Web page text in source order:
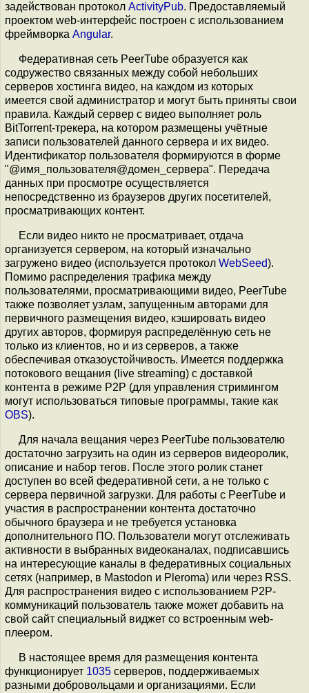
задействован протокол ActivityPub. Предоставляемый
проектом web-интерфейс построен с использованием
фреймворка Angular.
Федеративная сеть PeerTube образуется как
содружество связанных между собой небольших
серверов хостинга видео, на каждом из которых
имеется свой администратор и могут быть приняты свои
правила. Каждый сервер с видео выполняет роль
BitTorrent-трекера, на котором размещены учётные
записи пользователей данного сервера и их видео.
Идентификатор пользователя формируются в форме
"@имя_пользователя@домен_сервера". Передача
данных при просмотре осуществляется
непосредственно из браузеров других посетителей,
просматривающих контент.
Если видео никто не просматривает, отдача
организуется сервером, на который изначально
загружено видео (используется протокол WebSeed).
Помимо распределения трафика между
пользователями, просматривающими видео, PeerTube
также позволяет узлам, запущенным авторами для
первичного размещения видео, кэшировать видео
других авторов, формируя распределённую сеть не
только из клиентов, но и из серверов, а также
обеспечивая отказоустойчивость. Имеется поддержка
потокового вещания (live streaming) с доставкой
контента в режиме P2P (для управления стримингом
могут использоваться типовые программы, такие как
OBS).
Для начала вещания через PeerTube пользователю
достаточно загрузить на один из серверов видеоролик,
описание и набор тегов. После этого ролик станет
доступен во всей федеративной сети, а не только с
сервера первичной загрузки. Для работы с PeerTube и
участия в распространении контента достаточно
обычного браузера и не требуется установка
дополнительного ПО. Пользователи могут отслеживать
активности в выбранных видеоканалах, подписавшись
на интересующие каналы в федеративных социальных
сетях (например, в Mastodon и Pleroma) или через RSS.
Для распространения видео с использованием P2P-
коммуникаций пользователь также может добавить на
свой сайт специальный виджет со встроенным web-
плеером.
В настоящее время для размещения контента
функционирует 1035 серверов, поддерживаемых
разными добровольцами и организациями. Если